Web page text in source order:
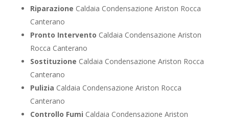
Riparazione Caldaia Condensazione Ariston Rocca
Canterano
Pronto Intervento Caldaia Condensazione Ariston
Rocca Canterano
Sostituzione Caldaia Condensazione Ariston Rocca
Canterano
Pulizia Caldaia Condensazione Ariston Rocca
Canterano
Controllo Fumi Caldaia Condensazione Ariston